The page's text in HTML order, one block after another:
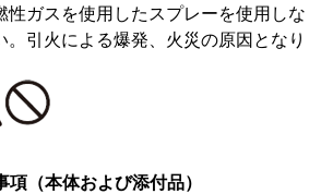
性ガスを使用したスプレーを使用しな
。引火による爆発、火災の原因となり
項（本体および添付品）